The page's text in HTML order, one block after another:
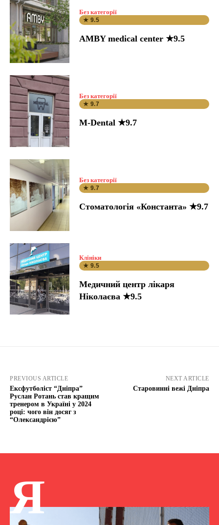
Без категорії
★ 9.5
AMBY medical center ★9.5
Без категорії
★ 9.7
M-Dental ★9.7
Без категорії
★ 9.7
Стоматологія «Константа» ★9.7
Клініки
★ 9.5
Медичний центр лікаря
Ніколаєва ★9.5
PREVIOUS ARTICLE
Ексфутболіст “Дніпра”
Руслан Ротань став кращим
тренером в Україні у 2024
році: чого він досяг з
“Олександрією”
NEXT ARTICLE
Старовинні вежі Дніпра
Я